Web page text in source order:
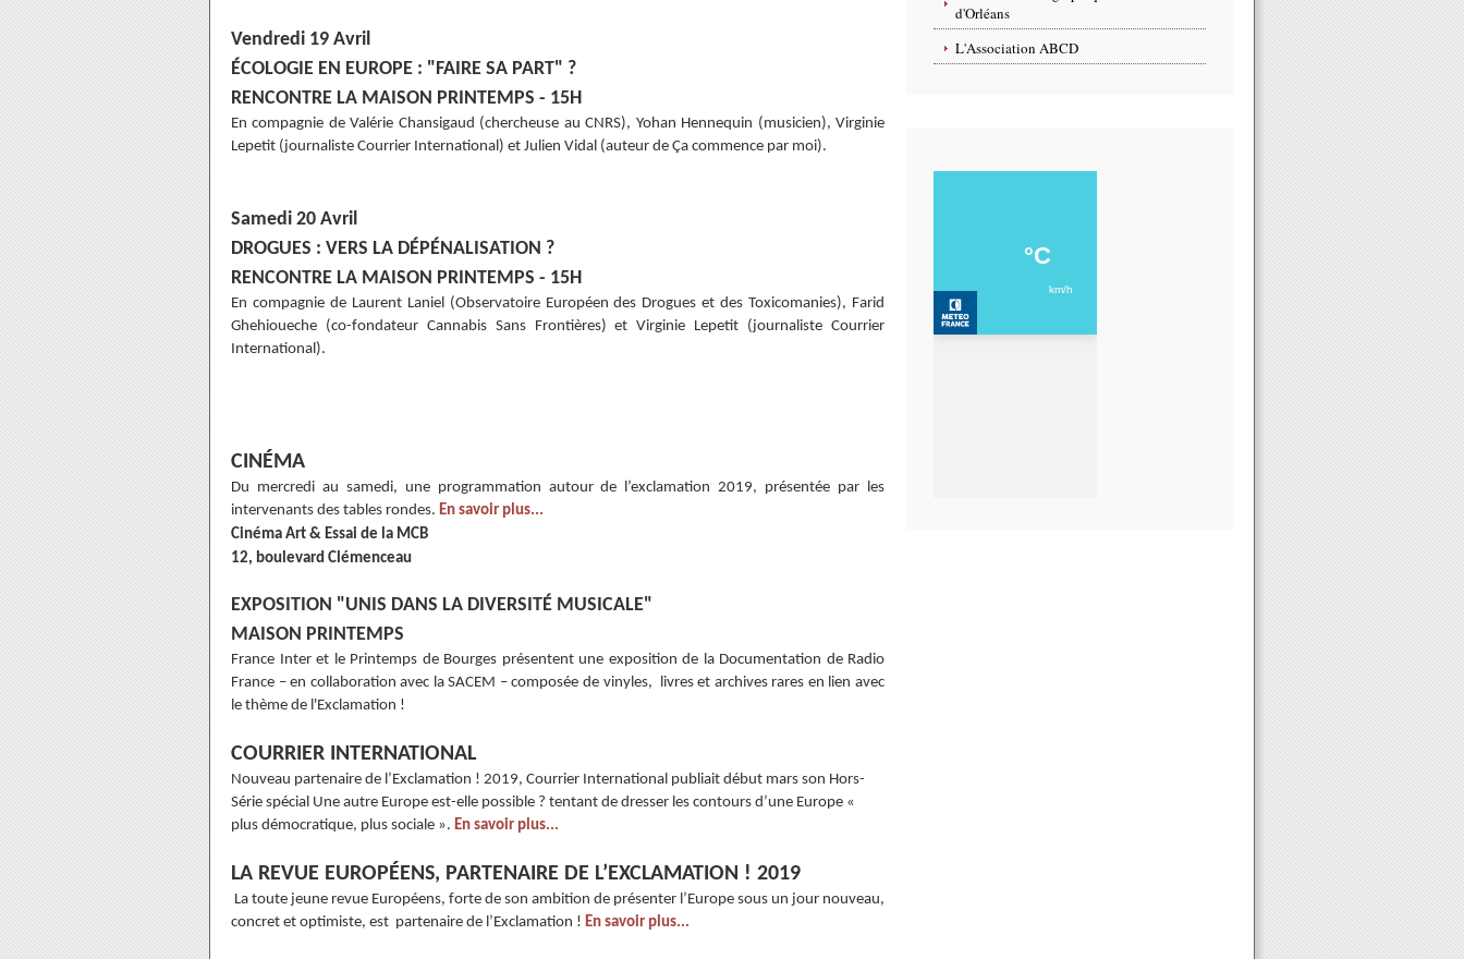
Vendredi 19 Avril
ÉCOLOGIE EN EUROPE : "FAIRE SA PART" ?
RENCONTRE LA MAISON PRINTEMPS - 15H
En compagnie de Valérie Chansigaud (chercheuse au CNRS), Yohan Hennequin (musicien), Virginie
Lepetit (journaliste Courrier International) et Julien Vidal (auteur de Ça commence par moi).
Samedi 20 Avril
DROGUES : VERS LA DÉPÉNALISATION ?
RENCONTRE LA MAISON PRINTEMPS - 15H
En compagnie de Laurent Laniel (Observatoire Européen des Drogues et des Toxicomanies), Farid
Ghehioueche (co-fondateur Cannabis Sans Frontières) et Virginie Lepetit (journaliste Courrier
International).
CINÉMA
Du mercredi au samedi, une programmation autour de l’exclamation 2019, présentée par les
intervenants des tables rondes. En savoir plus...
Cinéma Art & Essai de la MCB
12, boulevard Clémenceau
EXPOSITION "UNIS DANS LA DIVERSITÉ MUSICALE"
MAISON PRINTEMPS
France Inter et le Printemps de Bourges présentent une exposition de la Documentation de Radio
France – en collaboration avec la SACEM – composée de vinyles, livres et archives rares en lien avec
le thème de l'Exclamation !
COURRIER INTERNATIONAL
Nouveau partenaire de l’Exclamation ! 2019, Courrier International publiait début mars son Hors-
Série spécial Une autre Europe est-elle possible ? tentant de dresser les contours d’une Europe «
plus démocratique, plus sociale ». En savoir plus...
LA REVUE EUROPÉENS, PARTENAIRE DE L’EXCLAMATION ! 2019
La toute jeune revue Européens, forte de son ambition de présenter l’Europe sous un jour nouveau,
concret et optimiste, est partenaire de l’Exclamation ! En savoir plus...
d'Orléans
L'Association ABCD